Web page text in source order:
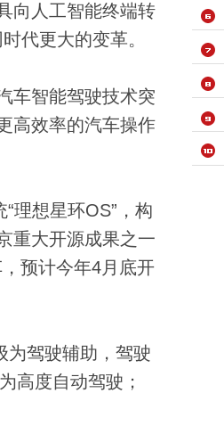
向人工智能终端转
代更大的变革。
车智能驾驶技术突
高效率的汽车操作
理想星环OS”，构
重大开源成果之一
预计今年4月底开
驾驶辅助，驾驶
高度自动驾驶；